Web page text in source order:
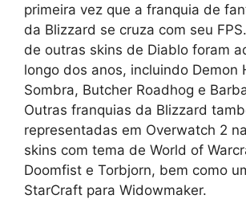
primeira vez que a franquia de
da Blizzard se cruza com seu
de outras skins de Diablo foram
longo dos anos, incluindo Demon
Sombra, Butcher Roadhog e
Outras franquias da Blizzard
representadas em Overwatch 2
skins com tema de World of
Doomfist e Torbjorn, bem como
StarCraft para Widowmaker.